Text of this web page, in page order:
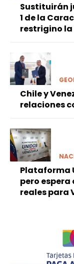
Sustituirán
1 de la
restrigino la
Chile y
relaciones
Plataforma
pero espera
reales para